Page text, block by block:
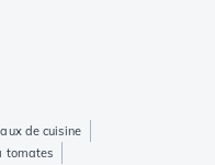
de cuisine
tomates